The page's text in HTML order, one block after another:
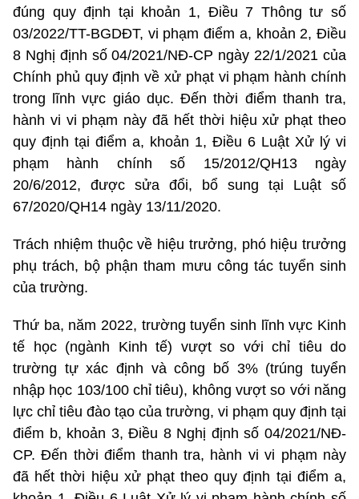
đúng quy định tại khoản 1, Điều 7 Thông tư số
03/2022/TT-BGDĐT, vi phạm điểm a, khoản 2, Điều
8 Nghị định số 04/2021/NĐ-CP ngày 22/1/2021 của
Chính phủ quy định về xử phạt vi phạm hành chính
trong lĩnh vực giáo dục. Đến thời điểm thanh tra,
hành vi vi phạm này đã hết thời hiệu xử phạt theo
quy định tại điểm a, khoản 1, Điều 6 Luật Xử lý vi
phạm hành chính số 15/2012/QH13 ngày
20/6/2012, được sửa đổi, bổ sung tại Luật số
67/2020/QH14 ngày 13/11/2020.
Trách nhiệm thuộc về hiệu trưởng, phó hiệu trưởng
phụ trách, bộ phận tham mưu công tác tuyển sinh
của trường.
Thứ ba, năm 2022, trường tuyển sinh lĩnh vực Kinh
tế học (ngành Kinh tế) vượt so với chỉ tiêu do
trường tự xác định và công bố 3% (trúng tuyển
nhập học 103/100 chỉ tiêu), không vượt so với năng
lực chỉ tiêu đào tạo của trường, vi phạm quy định tại
điểm b, khoản 3, Điều 8 Nghị định số 04/2021/NĐ-
CP. Đến thời điểm thanh tra, hành vi vi phạm này
đã hết thời hiệu xử phạt theo quy định tại điểm a,